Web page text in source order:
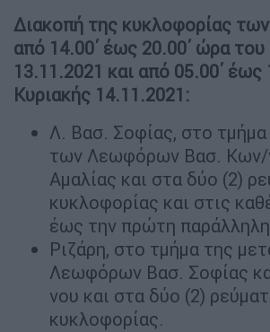
Διακοπή της κυκλοφορίας
από 14.00΄ έως 20.00΄ ώρα
13.11.2021 και από 05.00΄ έως
Κυριακής 14.11.2021:
Λ. Βασ. Σοφίας, στο τμήμα
των Λεωφόρων Βασ. Κων/
Αμαλίας και στα δύο (2)
κυκλοφορίας και στις
έως την πρώτη
Ριζάρη, στο τμήμα της
Λεωφόρων Βασ. Σοφίας
νου και στα δύο (2)
κυκλοφορίας.